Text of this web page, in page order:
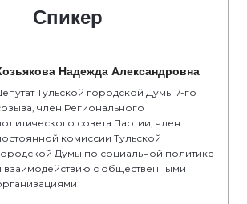
Спикер
Надежда Александровна
Тульской городской Думы 7-го
член Регионального
совета Партии, член
комиссии Тульской
Думы по социальной политике
взаимодействию с общественными